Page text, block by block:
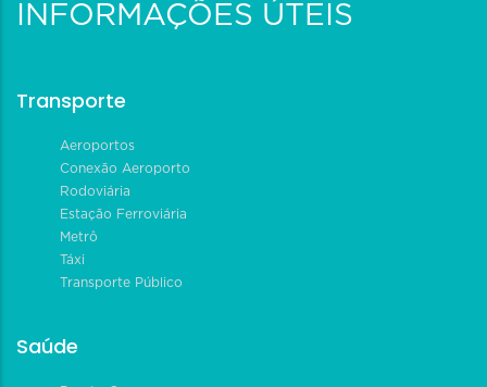
INFORMAÇÕES ÚTEIS
Transporte
Aeroportos
Conexão Aeroporto
Rodoviária
Estação Ferroviária
Metrô
Táxi
Transporte Público
Saúde